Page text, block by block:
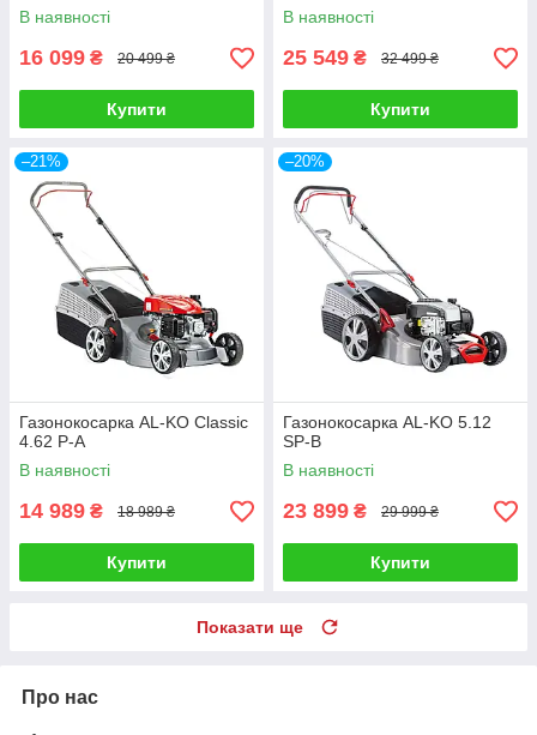
В наявності
16 099 ₴ 20 499 ₴
Купити
В наявності
25 549 ₴ 32 499 ₴
Купити
–21%
Газонокосарка AL-KO Classic
4.62 P-A
В наявності
14 989 ₴ 18 989 ₴
Купити
–20%
Газонокосарка AL-KO 5.12
SP-В
В наявності
23 899 ₴ 29 999 ₴
Купити
Показати ще
Про нас